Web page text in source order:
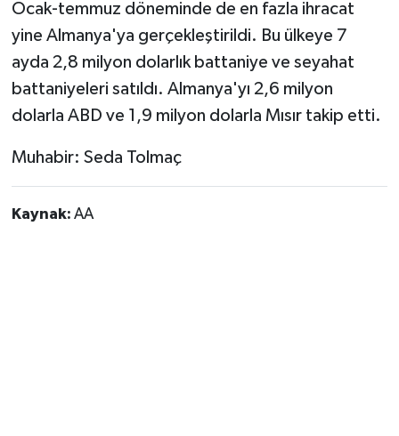
Ocak-temmuz döneminde de en fazla ihracat
yine Almanya'ya gerçekleştirildi. Bu ülkeye 7
ayda 2,8 milyon dolarlık battaniye ve seyahat
battaniyeleri satıldı. Almanya'yı 2,6 milyon
dolarla ABD ve 1,9 milyon dolarla Mısır takip etti.
Muhabir: Seda Tolmaç
Kaynak: AA